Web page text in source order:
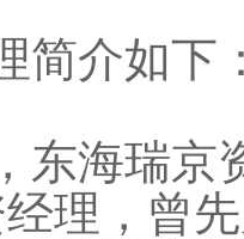
简介如下
东海瑞京
理，曾